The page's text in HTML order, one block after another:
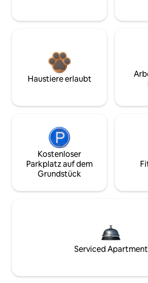
Haustiere erlaubt
Kostenloser
Parkplatz auf dem
Grundstück
Serviced Apartment